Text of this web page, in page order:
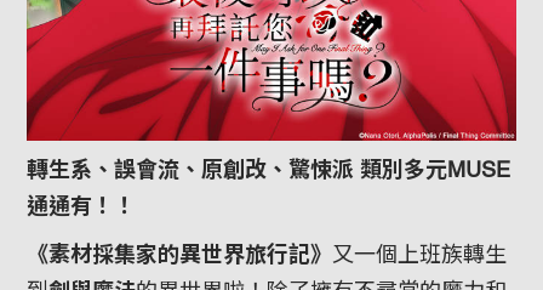
轉生系、誤會流、原創改、驚悚派 類別多元MUSE
通通有！！
《素材採集家的異世界旅行記》 又一個上班族轉生